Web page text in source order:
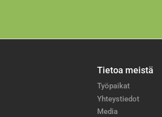
Tietoa meistä
Työpaikat
Yhteystiedot
Media